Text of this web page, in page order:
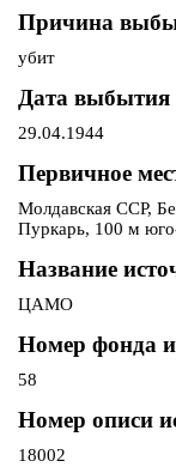
Причина
убит
Дата выбытия
29.04.1944
Первичное
Молдавская ССР,
Пуркарь, 100 м
Название
ЦАМО
Номер фонда
58
Номер описи
18002